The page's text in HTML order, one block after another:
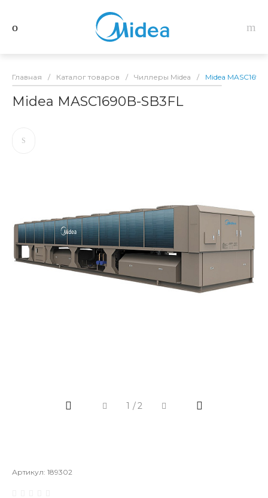
Главная / Каталог товаров / Чиллеры Midea / Midea
Midea MASC1690B-SB3FL
1 /2
Артикул: 189302